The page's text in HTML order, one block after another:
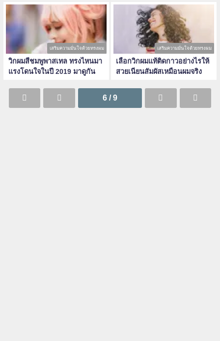
เสริมความมั่นใจด้วยทรงผม
วิกผมสีชมพูพาสเทล ทรงไหนมา
แรงโดนใจในปี 2019 มาดูกัน
เสริมความมั่นใจด้วยทรงผม
เลือกวิกผมแท้ติดกาวอย่างไรให้
สวยเนียนสัมผัสเหมือนผมจริง
6 / 9